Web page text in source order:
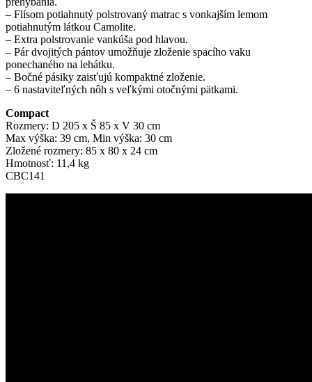
– Flísom potiahnutý polstrovaný matrac s vonkajším lemom
potiahnutým látkou Camolite.
– Extra polstrovanie vankúša pod hlavou.
– Pár dvojitých pántov umožňuje zloženie spacího vaku
ponechaného na lehátku.
– Bočné pásiky zaisťujú kompaktné zloženie.
– 6 nastaviteľných nôh s veľkými otočnými pätkami.
Compact
Rozmery: D 205 x Š 85 x V 30 cm
Max výška: 39 cm, Min výška: 30 cm
Zložené rozmery: 85 x 80 x 24 cm
Hmotnosť: 11,4 kg
CBC141